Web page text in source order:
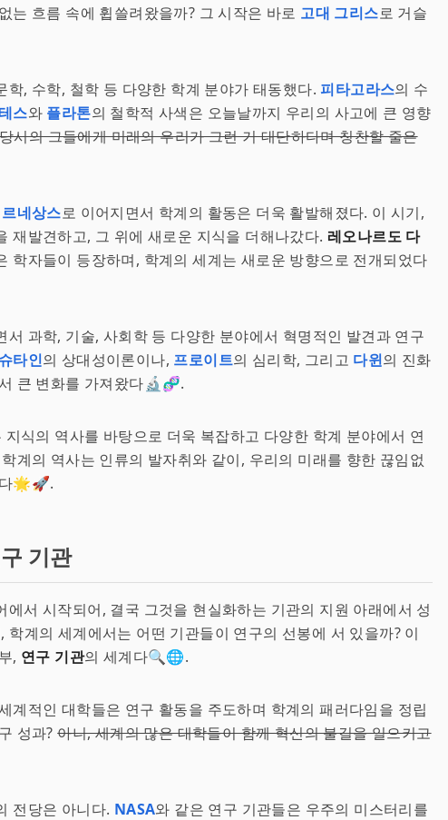
는 흐름 속에 휩쓸려왔을까? 그 시작은 바로 고대 그리스로 거슬
학, 수학, 철학 등 다양한 학계 분야가 태동했다.피타고라스의 수
스와 플라톤의 철학적 사색은 오늘날까지 우리의 사고에 큰 영향
시의 그들에게 미래의 우리가 그런 거 대단하다며 칭찬할 줄은
르네상스로 이어지면서 학계의 활동은 더욱 활발해졌다. 이 시기,
재발견하고, 그 위에 새로운 지식을 더해나갔다. 레오나르도 다
학자들이 등장하며, 학계의 세계는 새로운 방향으로 전개되었다
서 과학, 기술, 사회학 등 다양한 분야에서 혁명적인 발견과 연구
타인의 상대성이론이나, 프로이트의 심리학, 그리고 다윈의 진화
큰 변화를 가져왔다🔬🧬.
식의 역사를 바탕으로 더욱 복잡하고 다양한 학계 분야에서 연
계의 역사는 인류의 발자취와 같이, 우리의 미래를 향한 끊임없
🌟🚀.
기관
에서 시작되어, 결국 그것을 현실화하는 기관의 지원 아래에서 성
계의 세계에서는 어떤 기관들이 연구의 선봉에 서 있을까? 이
, 연구 기관의 세계다🔍🌐.
계적인 대학들은 연구 활동을 주도하며 학계의 패러다임을 정립
성과?아니, 세계의 많은 대학들이 함께 혁신의 불길을 일으키고
전당은 아니다. NASA와 같은 연구 기관들은 우주의 미스터리를